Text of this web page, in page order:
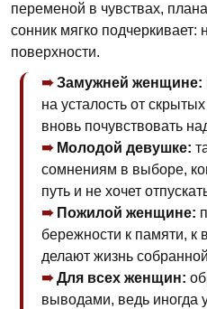
переменой в чувствах,
сонник мягко
поверхности.
Замужней женщине:
на усталость от
вновь почувствовать
Молодой девушке:
сомнениям в выборе,
путь и не хочет
Пожилой женщине:
бережности к памяти,
делают жизнь
Для всех женщин:
выводами, ведь иногда